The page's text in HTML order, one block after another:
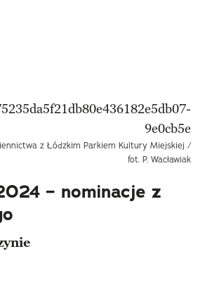
z Łódzkim Parkiem Kultury Miejskiej /
fot. P. Wacławiak
– nominacje z